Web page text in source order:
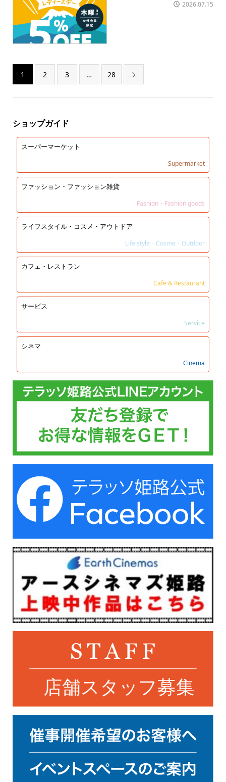
2026.07.15
1 2 3 … 28 
ショップガイド
スーパーマーケット
Supermarket
ファッション・ファッション雑貨
Fashion・Fashion goods
ライフスタイル・コスメ・アウトドア
Life style・Cosme・Outdoor
カフェ・レストラン
Cafe & Restaurant
サービス
Service
シネマ
Cinema